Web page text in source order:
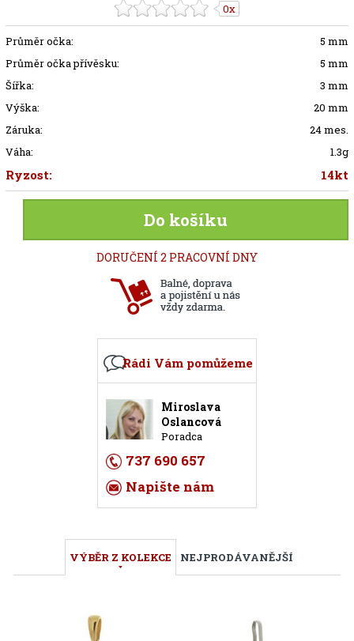
0x
Průměr očka:
5 mm
Průměr očka přívěsku:
5 mm
Šířka:
3 mm
Výška:
20 mm
Záruka:
24 mes.
Váha:
1.3g
Ryzost: 14kt
Do košíku
DORUČENÍ 2 PRACOVNÍ DNY
Rádi Vám pomůžeme
Miroslava
Oslancová
Poradca
737 690 657
Napište nám
VÝBĚR Z KOLEKCE NEJPRODÁVANĚJŠÍ